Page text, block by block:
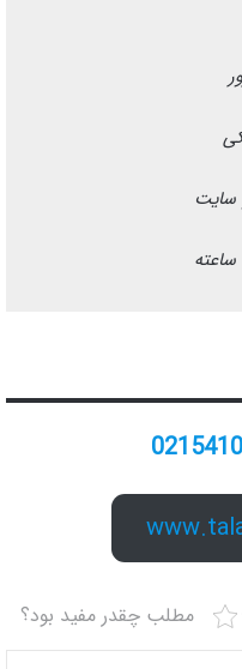
سایت
مطلب چقدر مفید بود؟